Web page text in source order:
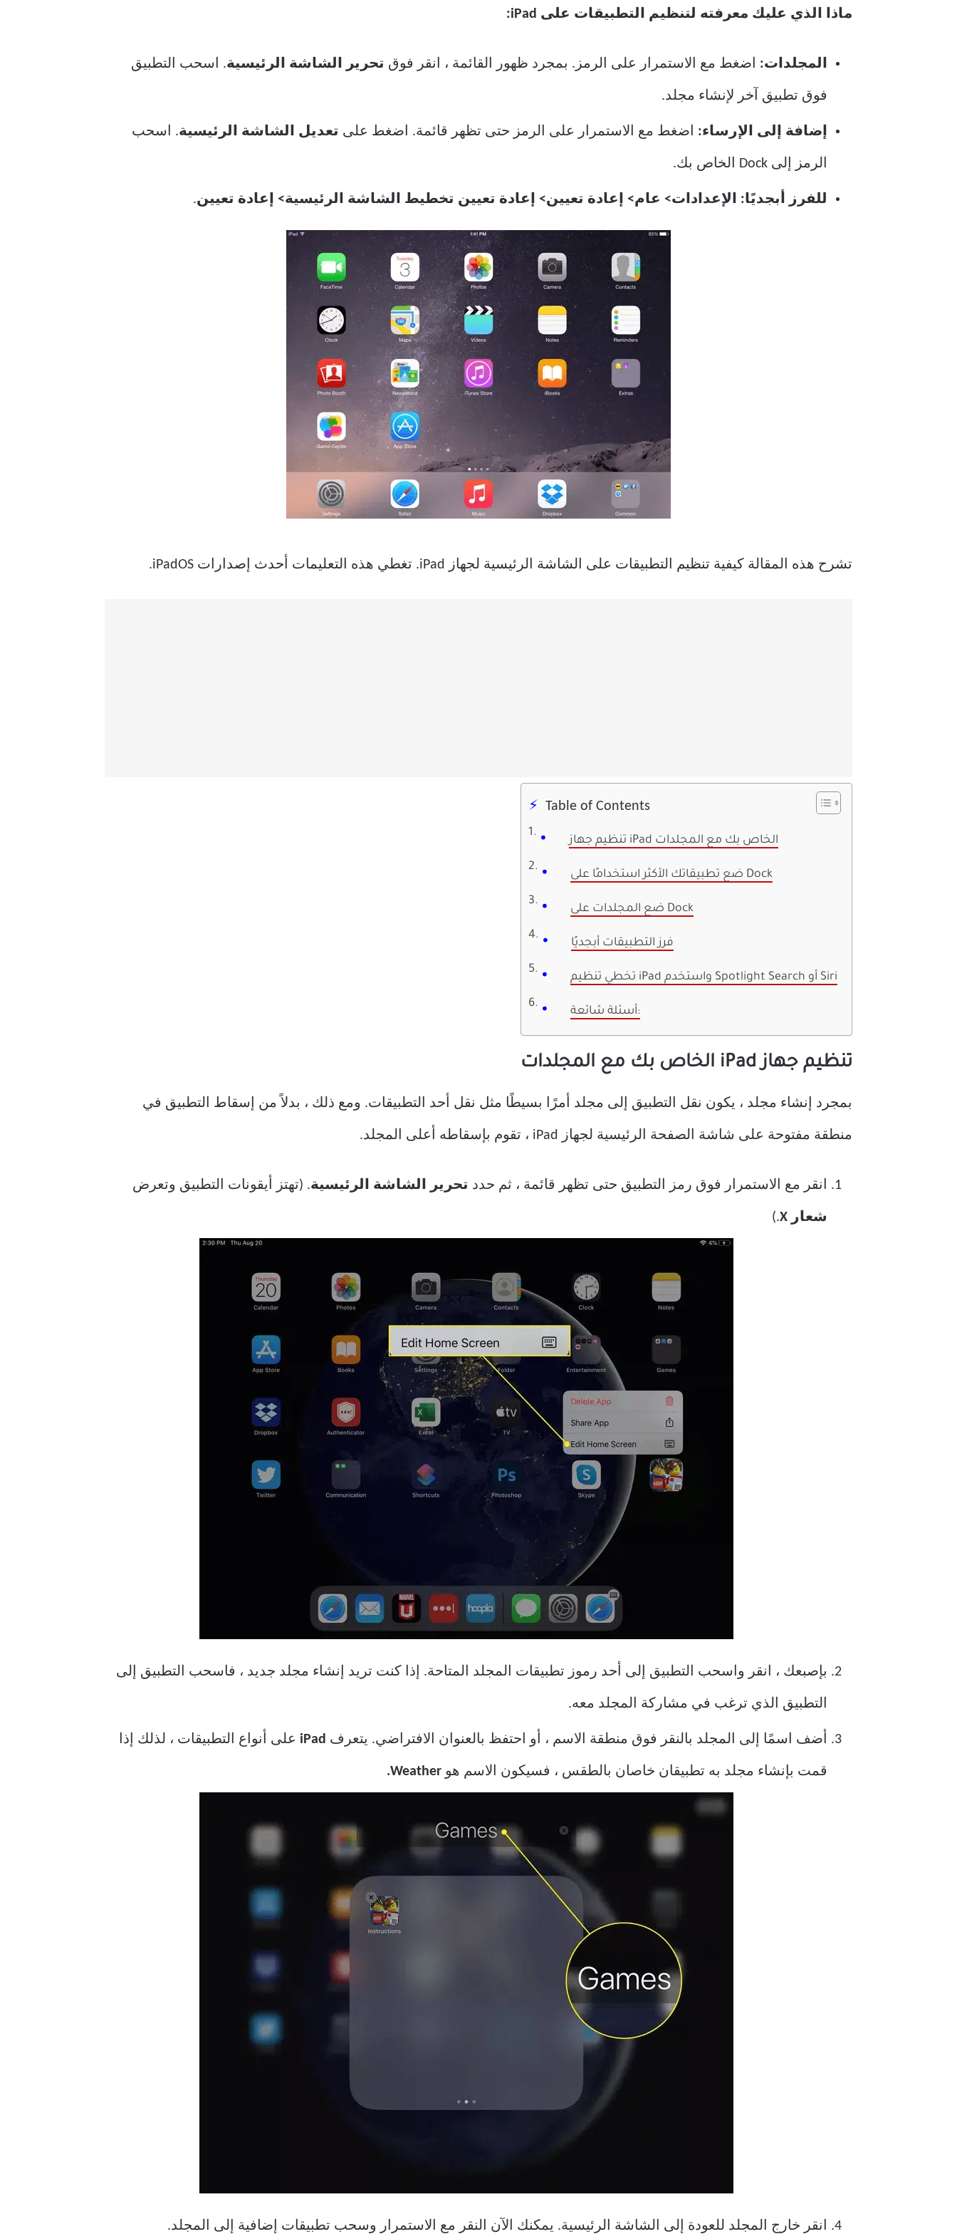
ماذا الذي عليك معرفته لتنظيم التطبيقات على iPad:
المجلدات: اضغط مع الاستمرار على الرمز. بمجرد ظهور القائمة ، انقر فوق تحرير الشاشة الرئيسية. اسحب التطبيق
فوق تطبيق آخر لإنشاء مجلد.
إضافة إلى الإرساء: اضغط مع الاستمرار على الرمز حتى تظهر قائمة. اضغط على تعديل الشاشة الرئيسية. اسحب
الرمز إلى Dock الخاص بك.
للفرز أبجديًا: الإعدادات> عام> إعادة تعيين> إعادة تعيين تخطيط الشاشة الرئيسية> إعادة تعيين.
تشرح هذه المقالة كيفية تنظيم التطبيقات على الشاشة الرئيسية لجهاز iPad. تغطي هذه التعليمات أحدث إصدارات iPadOS.
Table of Contents
تنظيم جهاز iPad الخاص بك مع المجلدات
ضع تطبيقاتك الأكثر استخدامًا على Dock
ضع المجلدات على Dock
فرز التطبيقات أبجديًا
تخطي تنظيم iPad واستخدم Spotlight Search أو Siri
أسئلة شائعة:
تنظيم جهاز iPad الخاص بك مع المجلدات
بمجرد إنشاء مجلد ، يكون نقل التطبيق إلى مجلد أمرًا بسيطًا مثل نقل أحد التطبيقات. ومع ذلك ، بدلاً من إسقاط التطبيق في
منطقة مفتوحة على شاشة الصفحة الرئيسية لجهاز iPad ، تقوم بإسقاطه أعلى المجلد.
انقر مع الاستمرار فوق رمز التطبيق حتى تظهر قائمة ، ثم حدد تحرير الشاشة الرئيسية. (تهتز أيقونات التطبيق وتعرض
شعار X .)
بإصبعك ، انقر واسحب التطبيق إلى أحد رموز تطبيقات المجلد المتاحة. إذا كنت تريد إنشاء مجلد جديد ، فاسحب التطبيق إلى
التطبيق الذي ترغب في مشاركة المجلد معه.
أضف اسمًا إلى المجلد بالنقر فوق منطقة الاسم ، أو احتفظ بالعنوان الافتراضي. يتعرف iPad على أنواع التطبيقات ، لذلك إذا
قمت بإنشاء مجلد به تطبيقان خاصان بالطقس ، فسيكون الاسم هو Weather.
انقر خارج المجلد للعودة إلى الشاشة الرئيسية. يمكنك الآن النقر مع الاستمرار وسحب تطبيقات إضافية إلى المجلد.